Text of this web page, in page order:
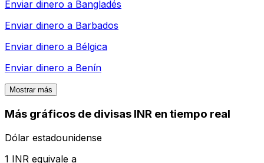
Enviar dinero a Bangladés
Enviar dinero a Barbados
Enviar dinero a Bélgica
Enviar dinero a Benín
Mostrar más
Más gráficos de divisas INR en tiempo real
Dólar estadounidense
1 INR equivale a